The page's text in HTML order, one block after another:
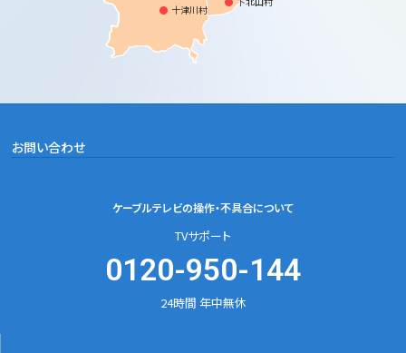
● 十津川村
お問い合わせ
ケーブルテレビの操作・不具合について
TVサポート
0120-950-144
24時間 年中無休